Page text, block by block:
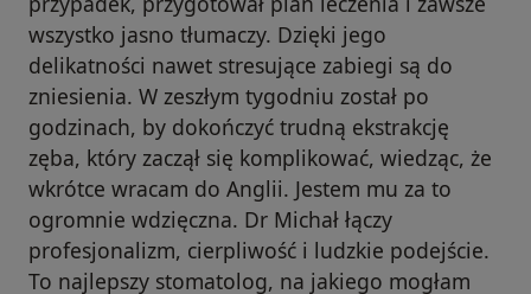
wszystko jasno tłumaczy. Dzięki jego
delikatności nawet stresujące zabiegi są do
zniesienia. W zeszłym tygodniu został po
godzinach, by dokończyć trudną ekstrakcję
zęba, który zaczął się komplikować, wiedząc, że
wkrótce wracam do Anglii. Jestem mu za to
ogromnie wdzięczna. Dr Michał łączy
profesjonalizm, cierpliwość i ludzkie podejście.
To najlepszy stomatolog, na jakiego mogłam